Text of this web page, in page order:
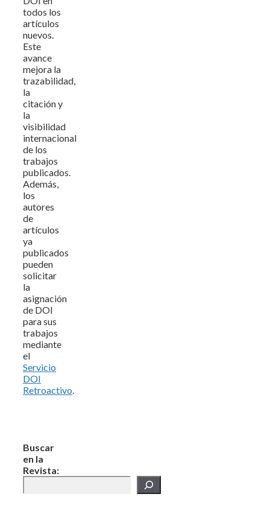
todos los
artículos
nuevos.
Este
avance
mejora la
trazabilidad,
la
citación y
la
visibilidad
internacional
de los
trabajos
publicados.
Además,
los
autores
de
artículos
ya
publicados
pueden
solicitar
la
asignación
de DOI
para sus
trabajos
mediante
el
Servicio
DOI
Retroactivo
Buscar
en la
Revista: